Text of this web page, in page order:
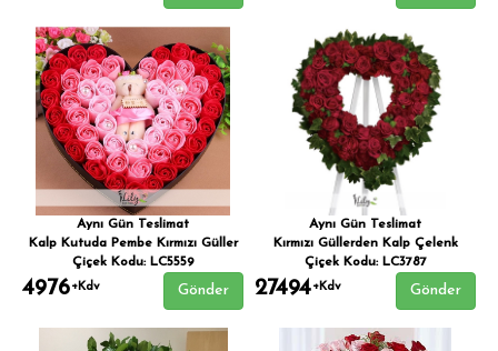
Aynı Gün Teslimat
Kalp Kutuda Pembe Kırmızı Güller
Çiçek Kodu: LC5559
4976+Kdv Gönder
Aynı Gün Teslimat
Kırmızı Güllerden Kalp Çelenk
Çiçek Kodu: LC3787
27494+Kdv Gönder